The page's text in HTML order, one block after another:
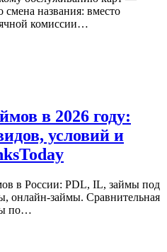
смена названия: вместо
комиссии…
в 2026 году:
условий и
в России: PDL, IL, займы под
онлайн-займы. Сравнительная
по…